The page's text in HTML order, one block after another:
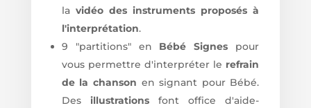
la vidéo des instruments proposés à
l'interprétation.
9 "partitions" en Bébé Signes pour
vous permettre d'interpréter le refrain
de la chanson en signant pour Bébé.
Des illustrationsfont office d'aide-